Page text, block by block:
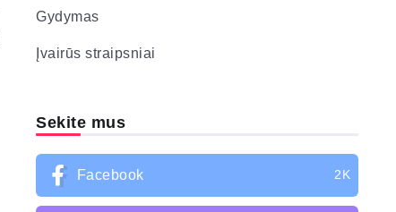
Gydymas
Įvairūs straipsniai
Sekite mus
Facebook 2K